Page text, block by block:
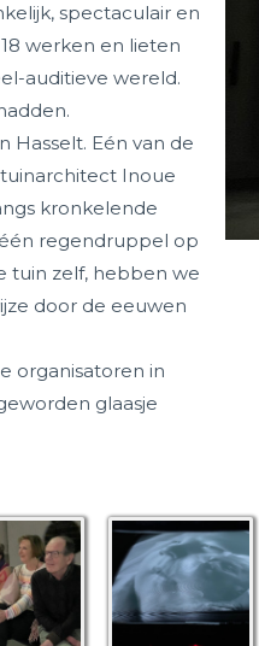
spectaculair en
werken en lieten
auditieve wereld.
Hasselt. Eén van de
Inoue
kronkelende
regendruppel op
tuin zelf, hebben we
door de eeuwen
organisatoren in
glaasje